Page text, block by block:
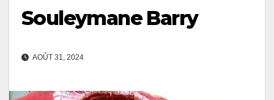
Souleymane Barry
AOÛT 31, 2024